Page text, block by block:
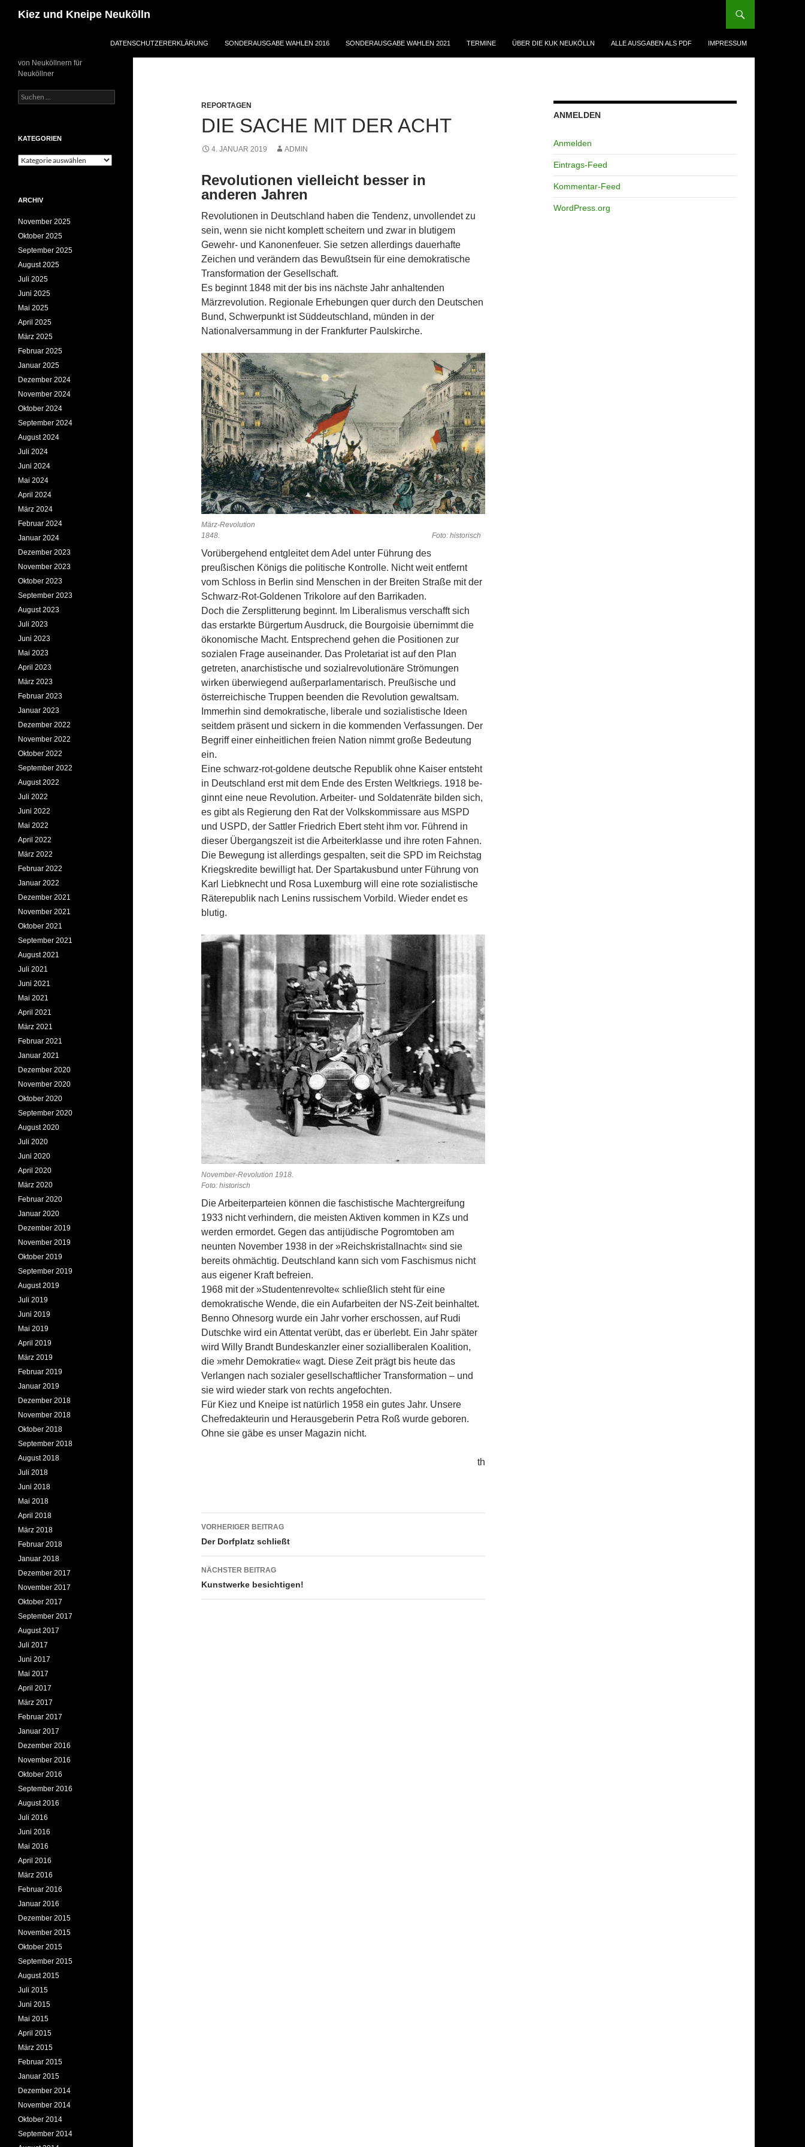
Inhalt
Kiez und Kneipe Neukölln
DATENSCHUTZERERKLÄRUNG SONDERAUSGABE WAHLEN 2016 SONDERAUSGABE WAHLEN 2021 TERMINE ÜBER DIE KUK NEUKÖLLN ALLE AUSGABEN ALS PDF IMPRESSUM
REPORTAGEN
DIE SACHE MIT DER ACHT
4. JANUAR 2019 ADMIN
Revolutionen vielleicht besser in
anderen Jahren
Revolutionen in Deutsch­land haben die Tendenz, unvollendet zu
sein, wenn sie nicht komplett scheitern und zwar in blutigem
Gewehr- und Kanonenfeuer. Sie setzen allerdings dauerhafte
Zeichen und verändern das Bewußtsein für eine demokratische
Transformation der Gesellschaft.
Es beginnt 1848 mit der bis ins nächste Jahr anhaltenden
Märzrevolution. Regionale Erhebungen quer durch den Deutschen
Bund, Schwerpunkt ist Süddeutschland, münden in der
Nationalversammung in der Frankfurter Pauls­kirche.
März-Revolution
1848. Foto: historisch
Vorübergehend entgleitet dem Adel unter Führung des
preußischen Königs die politische Kontrolle. Nicht weit entfernt
vom Schloss in Berlin sind Menschen in der Breiten Straße mit der
Schwarz-Rot-Goldenen Trikolore auf den Barrikaden.
Doch die Zersplitterung beginnt. Im Liberalismus verschafft sich
das erstarkte Bürgertum Ausdruck, die Bourgoisie übernimmt die
ökonomische Macht. Entsprechend gehen die Positionen zur
sozialen Frage auseinander. Das Proletariat ist auf den Plan
getreten, anarchistische und sozialrevolutionäre Strömungen
wirken überwiegend außerparlamentarisch. Preußische und
österreichische Truppen beenden die Revolution gewaltsam.
Immerhin sind demokratische, liberale und sozialistische Ideen
seitdem präsent und sickern in die kommenden Verfassungen. Der
Begriff einer einheitlichen freien Nation nimmt große Bedeutung
ein.
Eine schwarz-rot-goldene deutsche Republik ohne Kaiser entsteht
in Deutschland erst mit dem Ende des Ersten Weltkriegs. 1918 be­
ginnt eine neue Revolution. Arbeiter- und Soldatenräte bilden sich,
es gibt als Regierung den Rat der Volkskommissare aus MSPD
und USPD, der Sattler Friedrich Ebert steht ihm vor. Führend in
dieser Übergangszeit ist die Arbeiterklasse und ihre roten Fahnen.
Die Bewegung ist allerdings gespalten, seit die SPD im Reichstag
Kriegskredite bewilligt hat. Der Spartakusbund unter Führung von
Karl Liebknecht und Rosa Luxemburg will eine rote sozialistische
Räterepublik nach Lenins russischem Vorbild. Wieder endet es
blutig.
November-Revolution 1918.
Foto: historisch
Die Arbeiterparteien können die faschistische Machtergreifung
1933 nicht verhindern, die meisten Aktiven kommen in KZs und
werden ermordet. Gegen das antijüdische Pogromtoben am
neunten November 1938 in der »Reichskristallnacht« sind sie
bereits ohmächtig. Deutschland kann sich vom Faschismus nicht
aus eigener Kraft befreien.
1968 mit der »Studentenrevolte« schließlich steht für eine
demokratische Wende, die ein Aufarbeiten der NS-Zeit beinhaltet.
Benno Ohnesorg wurde ein Jahr vorher erschossen, auf Rudi
Dutschke wird ein Attentat verübt, das er überlebt. Ein Jahr später
wird Willy Brandt Bundeskanzler einer sozialliberalen Koalition,
die »mehr Demokratie« wagt. Diese Zeit prägt bis heute das
Verlangen nach sozialer gesellschaftlicher Transformation – und
sie wird wieder stark von rechts angefochten.
Für Kiez und Kneipe ist natürlich 1958 ein gutes Jahr. Unsere
Chefredakteurin und Herausgeberin Petra Roß wurde geboren.
Ohne sie gäbe es unser Magazin nicht.
th
Beitragsnavigation
VORHERIGER BEITRAG
Der Dorfplatz schließt
NÄCHSTER BEITRAG
Kunstwerke besichtigen!
ANMELDEN
Anmelden
Eintrags-Feed
Kommentar-Feed
WordPress.org
von Neuköllnern für
Neuköllner
Suchen
nach:
KATEGORIEN
Kategorien
ARCHIV
November 2025
Oktober 2025
September 2025
August 2025
Juli 2025
Juni 2025
Mai 2025
April 2025
März 2025
Februar 2025
Januar 2025
Dezember 2024
November 2024
Oktober 2024
September 2024
August 2024
Juli 2024
Juni 2024
Mai 2024
April 2024
März 2024
Februar 2024
Januar 2024
Dezember 2023
November 2023
Oktober 2023
September 2023
August 2023
Juli 2023
Juni 2023
Mai 2023
April 2023
März 2023
Februar 2023
Januar 2023
Dezember 2022
November 2022
Oktober 2022
September 2022
August 2022
Juli 2022
Juni 2022
Mai 2022
April 2022
März 2022
Februar 2022
Januar 2022
Dezember 2021
November 2021
Oktober 2021
September 2021
August 2021
Juli 2021
Juni 2021
Mai 2021
April 2021
März 2021
Februar 2021
Januar 2021
Dezember 2020
November 2020
Oktober 2020
September 2020
August 2020
Juli 2020
Juni 2020
April 2020
März 2020
Februar 2020
Januar 2020
Dezember 2019
November 2019
Oktober 2019
September 2019
August 2019
Juli 2019
Juni 2019
Mai 2019
April 2019
März 2019
Februar 2019
Januar 2019
Dezember 2018
November 2018
Oktober 2018
September 2018
August 2018
Juli 2018
Juni 2018
Mai 2018
April 2018
März 2018
Februar 2018
Januar 2018
Dezember 2017
November 2017
Oktober 2017
September 2017
August 2017
Juli 2017
Juni 2017
Mai 2017
April 2017
März 2017
Februar 2017
Januar 2017
Dezember 2016
November 2016
Oktober 2016
September 2016
August 2016
Juli 2016
Juni 2016
Mai 2016
April 2016
März 2016
Februar 2016
Januar 2016
Dezember 2015
November 2015
Oktober 2015
September 2015
August 2015
Juli 2015
Juni 2015
Mai 2015
April 2015
März 2015
Februar 2015
Januar 2015
Dezember 2014
November 2014
Oktober 2014
September 2014